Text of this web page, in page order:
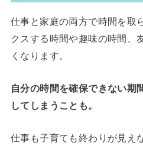
仕事と家庭の両方で時間を取
クスする時間や趣味の時間、
くなります。
自分の時間を確保できない期
してしまうことも。
仕事も子育ても終わりが見え